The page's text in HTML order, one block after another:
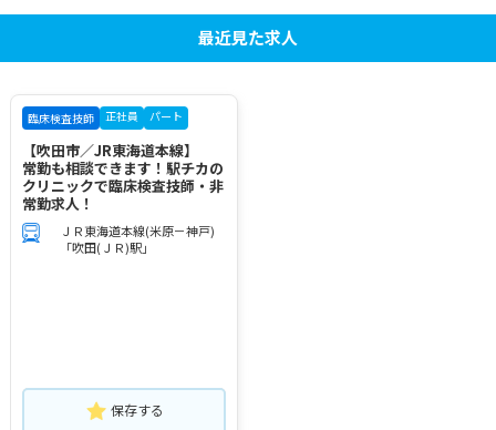
最近見た求人
臨床検査技師 正社員 パート
【吹田市／JR東海道本線】
常勤も相談できます！駅チカの
クリニックで臨床検査技師・非
常勤求人！
ＪＲ東海道本線(米原－神戸)
「吹田(ＪＲ)駅」
保存する